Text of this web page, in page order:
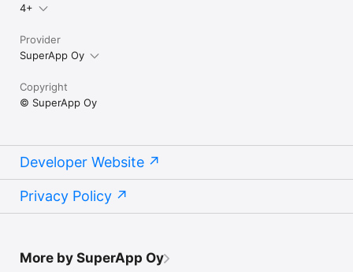
4+
Provider
SuperApp Oy
Copyright
© SuperApp Oy
Developer Website
Privacy Policy
More by SuperApp Oy